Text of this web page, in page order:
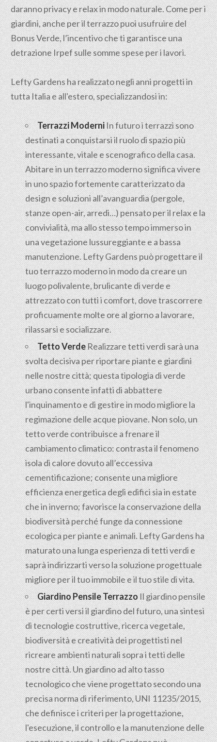
daranno privacy e relax in modo naturale. Come per i
giardini, anche per il terrazzo puoi usufruire del
Bonus Verde, l’incentivo che ti garantisce una
detrazione Irpef sulle somme spese per i lavori.
Lefty Gardens ha realizzato negli anni progetti in
tutta Italia e all'estero, specializzandosi in:
Terrazzi ModerniIn futuro i terrazzi sono
destinati a conquistarsi il ruolo di spazio più
interessante, vitale e scenografico della casa.
Abitare in un terrazzo moderno significa vivere
in uno spazio fortemente caratterizzato da
design e soluzioni all’avanguardia (pergole,
stanze open-air, arredi…) pensato per il relax e la
convivialità, ma allo stesso tempo immerso in
una vegetazione lussureggiante e a bassa
manutenzione. Lefty Gardens può progettare il
tuo terrazzo moderno in modo da creare un
luogo polivalente, brulicante di verde e
attrezzato con tutti i comfort, dove trascorrere
proficuamente molte ore al giorno a lavorare,
rilassarsi e socializzare.
Tetto VerdeRealizzare tetti verdi sarà una
svolta decisiva per riportare piante e giardini
nelle nostre città; questa tipologia di verde
urbano consente infatti di abbattere
l'inquinamento e di gestire in modo migliore la
regimazione delle acque piovane. Non solo, un
tetto verde contribuisce a frenare il
cambiamento climatico: contrasta il fenomeno
isola di calore dovuto all’eccessiva
cementificazione; consente una migliore
efficienza energetica degli edifici sia in estate
che in inverno; favorisce la conservazione della
biodiversità perché funge da connessione
ecologica per piante e animali. Lefty Gardens ha
maturato una lunga esperienza di tetti verdi e
saprà indirizzarti verso la soluzione progettuale
migliore per il tuo immobile e il tuo stile di vita.
Giardino Pensile TerrazzoIl giardino pensile
è per certi versi il giardino del futuro, una sintesi
di tecnologie costruttive, ricerca vegetale,
biodiversità e creatività dei progettisti nel
ricreare ambienti naturali sopra i tetti delle
nostre città. Un giardino ad alto tasso
tecnologico che viene progettato secondo una
precisa norma di riferimento, UNI 11235/2015,
che definisce i criteri per la progettazione,
l'esecuzione, il controllo e la manutenzione delle